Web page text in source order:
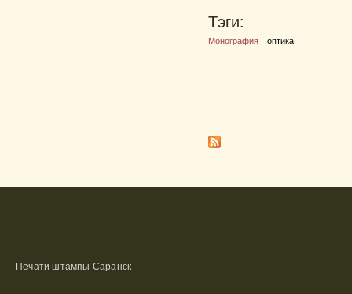
Тэги:
Монография оптика
Печати штампы Саранск